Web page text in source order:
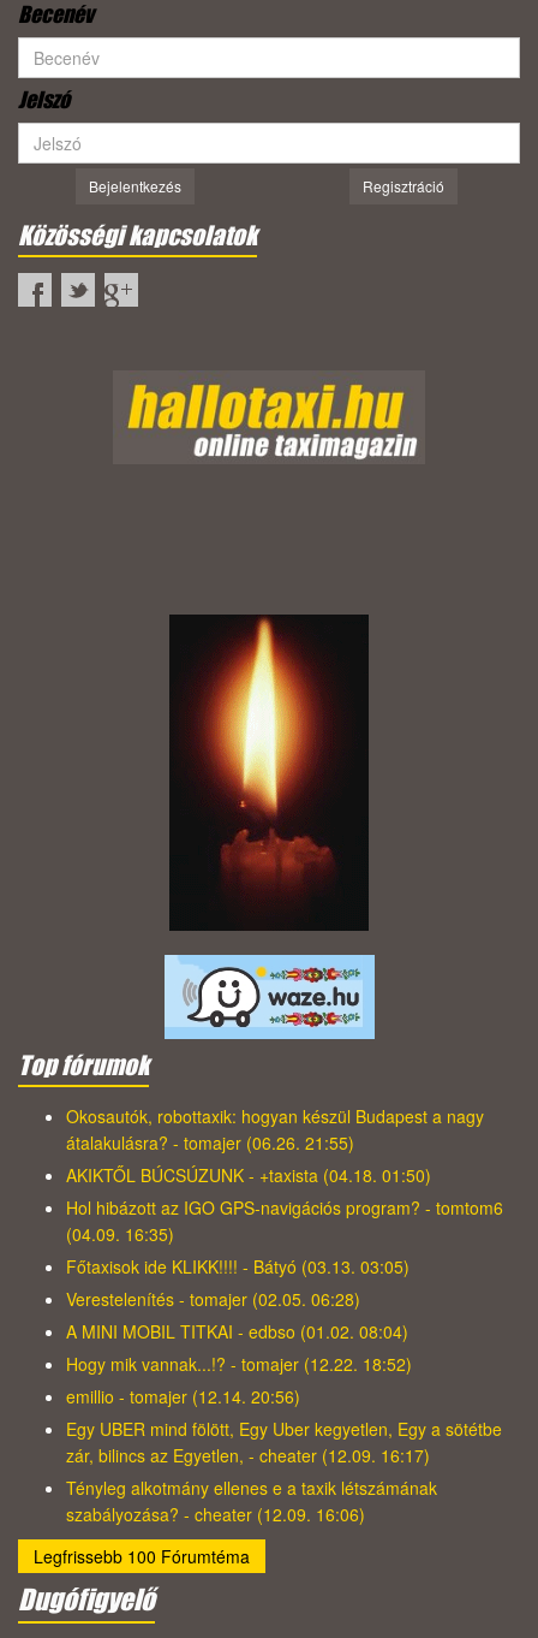
Becenév
Jelszó
Bejelentkezés Regisztráció
Közösségi kapcsolatok
Top fórumok
Okosautók, robottaxik: hogyan készül Budapest a nagy
átalakulásra? - tomajer (06.26. 21:55)
AKIKTŐL BÚCSÚZUNK - +taxista (04.18. 01:50)
Hol hibázott az IGO GPS-navigációs program? - tomtom6
(04.09. 16:35)
Főtaxisok ide KLIKK!!!! - Bátyó (03.13. 03:05)
Verestelenítés - tomajer (02.05. 06:28)
A MINI MOBIL TITKAI - edbso (01.02. 08:04)
Hogy mik vannak...!? - tomajer (12.22. 18:52)
emillio - tomajer (12.14. 20:56)
Egy UBER mind fölött, Egy Uber kegyetlen, Egy a sötétbe
zár, bilincs az Egyetlen, - cheater (12.09. 16:17)
Tényleg alkotmány ellenes e a taxik létszámának
szabályozása? - cheater (12.09. 16:06)
Legfrissebb 100 Fórumtéma
Dugófigyelő